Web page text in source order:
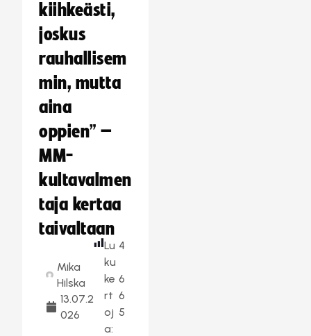
kiihkeästi,
joskus
rauhallisem
min, mutta
aina
oppien” –
MM-
kultavalmen
taja kertaa
taivaltaan
Mika
Hilska
13.07.2
026
Lu
ku
ke
rt
oj
a:
4
6
6
5